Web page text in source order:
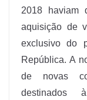
2018 haviam
aquisição de
exclusivo do
República. A
de novas
destinados